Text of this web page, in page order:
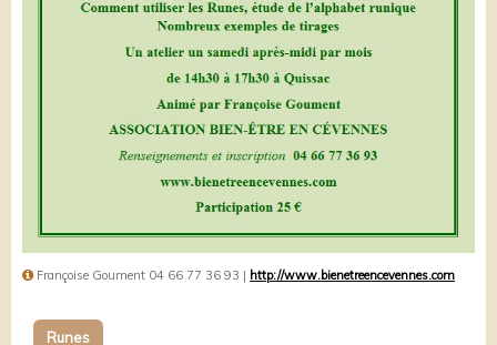
Françoise Goument 04 66 77 36 93 | http://www.bienetreencevennes.com
Runes